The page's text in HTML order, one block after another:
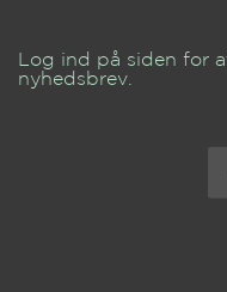
Log ind på siden for
nyhedsbrev.